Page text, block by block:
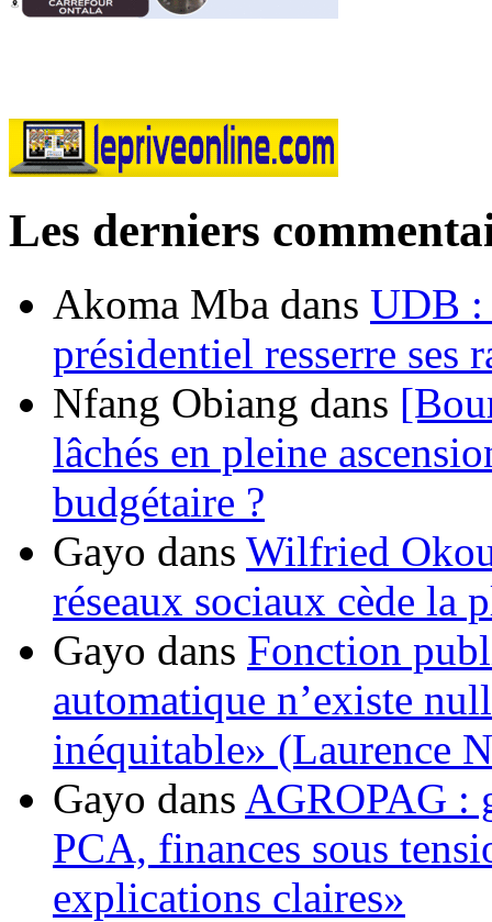
Les derniers
Akoma Mba dans UDB :
présidentiel resserre ses
Nfang Obiang dans
lâchés en pleine
budgétaire ?
Gayo dans Wilfried
réseaux sociaux cède la
Gayo dans Fonction
automatique n’existe
inéquitable» (Laurence
Gayo dans AGROPAG :
PCA, finances sous
explications claires»